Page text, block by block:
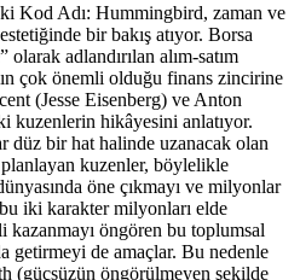
Kod Adı: Hummingbird, zaman ve
bir bakış atıyor. Borsa
adlandırılan alım-satım
çok önemli olduğu finans zincirine
(Jesse Eisenberg) ve Anton
kuzenlerin hikâyesini anlatıyor.
düz bir hat halinde uzanacak olan
kuzenler, böylelikle
öne çıkmayı ve milyonlar
iki karakter milyonları elde
kazanmayı öngören bu toplumsal
getirmeyi de amaçlar. Bu nedenle
(güçsüzün öngörülmeyen şekilde